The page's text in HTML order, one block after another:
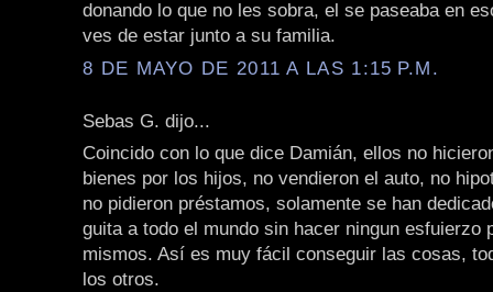
donando lo que no les sobra, el se paseaba en
ves de estar junto a su familia.
8 DE MAYO DE 2011 A LAS 1:15 P.M.
Sebas G. dijo...
Coincido con lo que dice Damián, ellos no
bienes por los hijos, no vendieron el auto, no
no pidieron préstamos, solamente se han
guita a todo el mundo sin hacer ningun esfuierzo
mismos. Así es muy fácil conseguir las cosas,
los otros.